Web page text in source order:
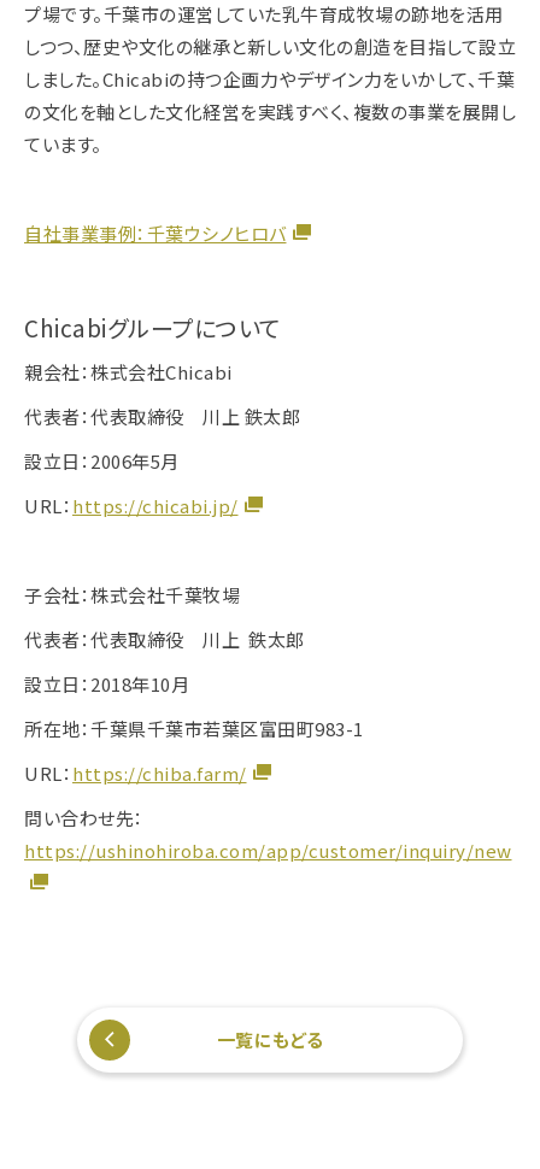
プ場です。千葉市の運営していた乳牛育成牧場の跡地を活用
しつつ、歴史や文化の継承と新しい文化の創造を目指して設立
しました。Chicabiの持つ企画力やデザイン力をいかして、千葉
の文化を軸とした文化経営を実践すべく、複数の事業を展開し
ています。
自社事業事例：千葉ウシノヒロバ
Chicabiグループについて
親会社：株式会社Chicabi
代表者：代表取締役 川上 鉄太郎
設立日：2006年5月
URL： https://chicabi.jp/
子会社：株式会社千葉牧場
代表者：代表取締役 川上 鉄太郎
設立日：2018年10月
所在地：千葉県千葉市若葉区富田町983-1
URL： https://chiba.farm/
問い合わせ先：
https://ushinohiroba.com/app/customer/inquiry/new
一覧にもどる